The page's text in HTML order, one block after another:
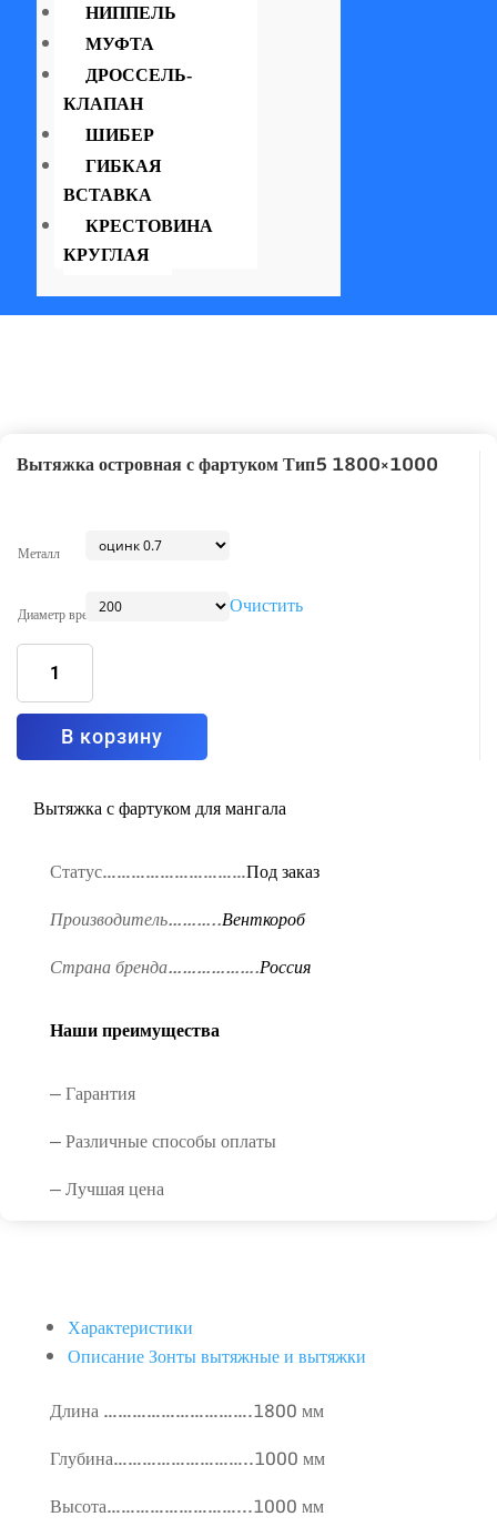
НИППЕЛЬ
МУФТА
ДРОССЕЛЬ-
КЛАПАН
ШИБЕР
ГИБКАЯ
ВСТАВКА
КРЕСТОВИНА
КРУГЛАЯ
Вытяжка островная с фартуком Тип5 1800×1000
Металл
Диаметр врезки Очистить
Количество
Вытяжка
с
фартуком
1800x1000В корзину
Вытяжка с фартуком для мангала
Статус…………………………Под заказ
Производитель………..Венткороб
Страна бренда……………….Россия
Наши преимущества
— Гарантия
— Различные способы оплаты
— Лучшая цена
Характеристики
Описание Зонты вытяжные и вытяжки
Длина ………………………….1800 мм
Глубина………………………..1000 мм
Высота………………………...1000 мм